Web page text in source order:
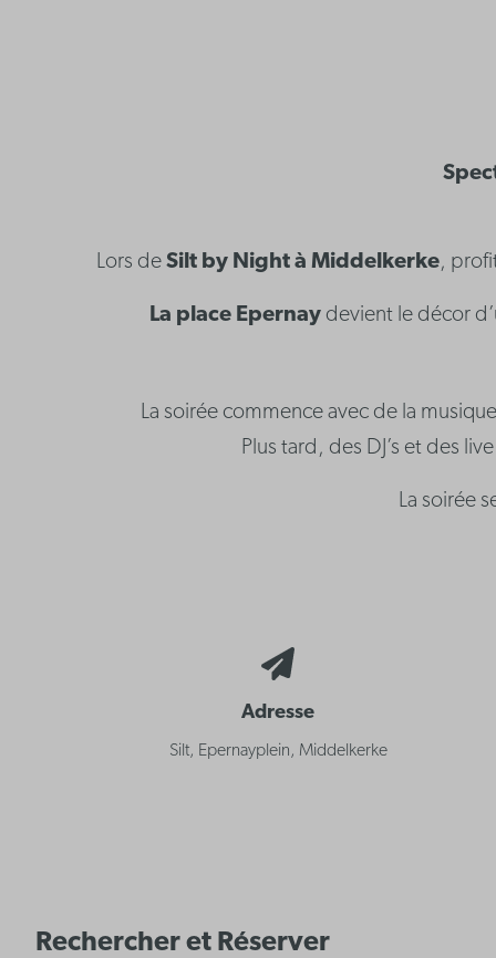
Lors de Silt by Night à Middelkerke,
La place Epernay devient le décor
La soirée commence avec de la
Plus tard, des DJ’s et des
La soirée
Adresse
Silt, Epernayplein, Middelkerke
Rechercher et Réserver